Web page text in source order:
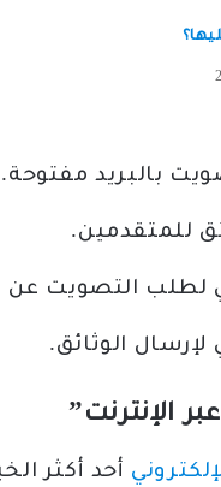
بالبريد مفتوحة.
للمتقدمين.
لطلب التصويت عن
لإرسال الوثائق.
الإنترنت”
أحد أكثر